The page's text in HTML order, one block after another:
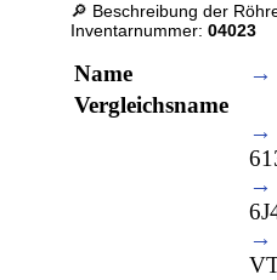
🔎 Beschreibung der
Inventarnummer:04023
Name
→
Vergleichsname
→
→
→